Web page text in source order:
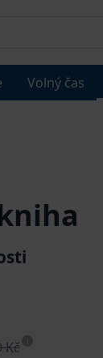
Volný čas
Kč